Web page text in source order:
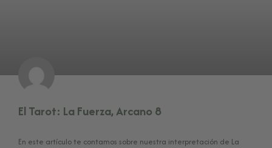
El Tarot: La Fuerza, Arcano 8
En este artículo te contamos sobre nuestra interpretación de La